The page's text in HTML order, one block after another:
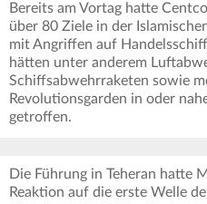
Bereits am Vortag hatte
über 80 Ziele in der
mit Angriffen auf
hätten unter anderem
Schiffsabwehrraketen sowie
Revolutionsgarden in oder
getroffen.
Die Führung in Teheran hatte
Reaktion auf die erste Welle